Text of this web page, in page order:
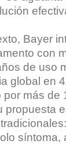
Bayer
con
de uso
global en
por más de
propuesta
síntoma,